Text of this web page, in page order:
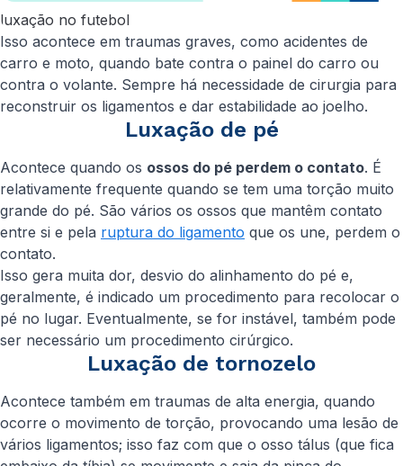
luxação no futebol
Isso acontece em traumas graves, como acidentes de
carro e moto, quando bate contra o painel do carro ou
contra o volante. Sempre há necessidade de cirurgia para
reconstruir os ligamentos e dar estabilidade ao joelho.
Luxação de pé
Acontece quando os ossos do pé perdem o contato. É
relativamente frequente quando se tem uma torção muito
grande do pé. São vários os ossos que mantêm contato
entre si e pela ruptura do ligamento que os une, perdem o
contato.
Isso gera muita dor, desvio do alinhamento do pé e,
geralmente, é indicado um procedimento para recolocar o
pé no lugar. Eventualmente, se for instável, também pode
ser necessário um procedimento cirúrgico.
Luxação de tornozelo
Acontece também em traumas de alta energia, quando
ocorre o movimento de torção, provocando uma lesão de
vários ligamentos; isso faz com que o osso tálus (que fica